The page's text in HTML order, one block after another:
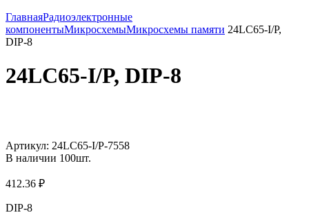
ГлавнаяРадиоэлектронные
компонентыМикросхемыМикросхемы памяти 24LC65-I/P,
DIP-8
24LC65-I/P, DIP-8
Артикул: 24LC65-I/P-7558
В наличии 100шт.
412.36 ₽
DIP-8